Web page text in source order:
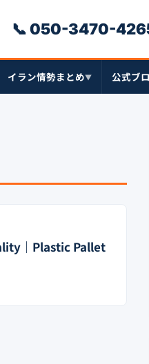
📞 050-3470-
イラン情勢まとめ▼ 公式ブ
｜Plastic Pallet